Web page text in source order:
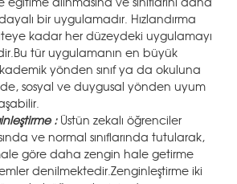
bir uygulamadır. Hızlandırma
kadar her düzeydeki uygulamayı
tür uygulamanın en büyük
yönden sınıf ya da okuluna
sosyal ve duygusal yönden uyum
: Üstün zekalı öğrenciler
ve normal sınıflarında tutularak,
göre daha zengin hale getirme
denilmektedir.Zenginleştirme iki